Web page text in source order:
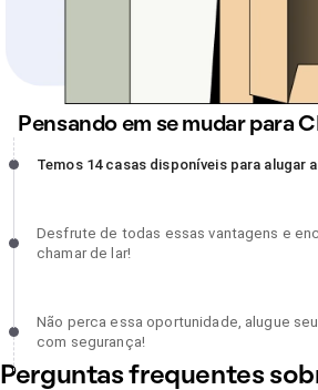
Pensando em se mudar para
Temos 14 casas disponíveis para alugar
Temos 14 casas disponíveis para alugar
Desfrute de todas essas vantagens e
chamar de lar!, incompleto
Desfrute de todas essas vantagens e
chamar de lar!
Não perca essa oportunidade, alugue
com segurança!, incompleto
Não perca essa oportunidade, alugue
com segurança!
Perguntas frequentes